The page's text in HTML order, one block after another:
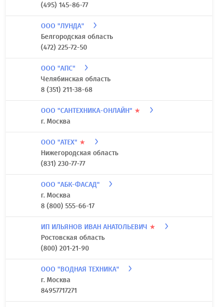
(495) 145-86-77
ООО "ЛУНДА"
Белгородская область
(472) 225-72-50
ООО "АПС"
Челябинская область
8 (351) 211-38-68
ООО "САНТЕХНИКА-ОНЛАЙН" ★
г. Москва
ООО "АТЕХ" ★
Нижегородская область
(831) 230-77-77
ООО "АБК-ФАСАД"
г. Москва
8 (800) 555-66-17
ИП ИЛЬЯНОВ ИВАН АНАТОЛЬЕВИЧ ★
Ростовская область
(800) 201-21-90
ООО "ВОДНАЯ ТЕХНИКА"
г. Москва
84957717271